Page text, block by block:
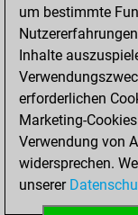
um bestimmte
Inhalte
erforderlichen
Marketing-
Verwendung von
widersprechen.
unserer